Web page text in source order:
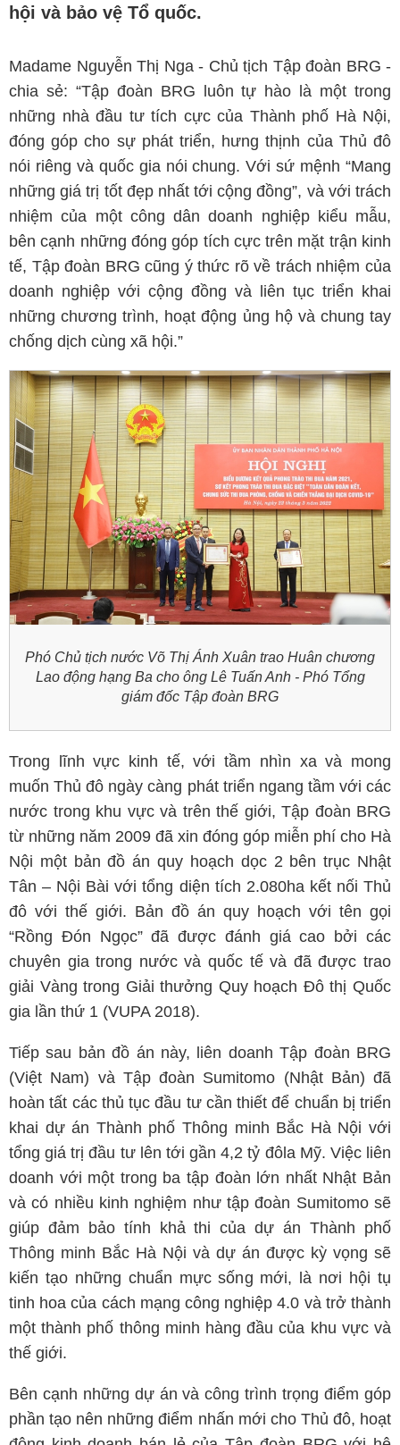
hội và bảo vệ Tổ quốc.
Madame Nguyễn Thị Nga - Chủ tịch Tập đoàn BRG -
chia sẻ: “Tập đoàn BRG luôn tự hào là một trong
những nhà đầu tư tích cực của Thành phố Hà Nội,
đóng góp cho sự phát triển, hưng thịnh của Thủ đô
nói riêng và quốc gia nói chung. Với sứ mệnh “Mang
những giá trị tốt đẹp nhất tới cộng đồng”, và với trách
nhiệm của một công dân doanh nghiệp kiểu mẫu,
bên cạnh những đóng góp tích cực trên mặt trận kinh
tế, Tập đoàn BRG cũng ý thức rõ về trách nhiệm của
doanh nghiệp với cộng đồng và liên tục triển khai
những chương trình, hoạt động ủng hộ và chung tay
chống dịch cùng xã hội.”
Phó Chủ tịch nước Võ Thị Ánh Xuân trao Huân chương
Lao động hạng Ba cho ông Lê Tuấn Anh - Phó Tổng
giám đốc Tập đoàn BRG
Trong lĩnh vực kinh tế, với tầm nhìn xa và mong
muốn Thủ đô ngày càng phát triển ngang tầm với các
nước trong khu vực và trên thế giới, Tập đoàn BRG
từ những năm 2009 đã xin đóng góp miễn phí cho Hà
Nội một bản đồ án quy hoạch dọc 2 bên trục Nhật
Tân – Nội Bài với tổng diện tích 2.080ha kết nối Thủ
đô với thế giới. Bản đồ án quy hoạch với tên gọi
“Rồng Đón Ngọc” đã được đánh giá cao bởi các
chuyên gia trong nước và quốc tế và đã được trao
giải Vàng trong Giải thưởng Quy hoạch Đô thị Quốc
gia lần thứ 1 (VUPA 2018).
Tiếp sau bản đồ án này, liên doanh Tập đoàn BRG
(Việt Nam) và Tập đoàn Sumitomo (Nhật Bản) đã
hoàn tất các thủ tục đầu tư cần thiết để chuẩn bị triển
khai dự án Thành phố Thông minh Bắc Hà Nội với
tổng giá trị đầu tư lên tới gần 4,2 tỷ đôla Mỹ. Việc liên
doanh với một trong ba tập đoàn lớn nhất Nhật Bản
và có nhiều kinh nghiệm như tập đoàn Sumitomo sẽ
giúp đảm bảo tính khả thi của dự án Thành phố
Thông minh Bắc Hà Nội và dự án được kỳ vọng sẽ
kiến tạo những chuẩn mực sống mới, là nơi hội tụ
tinh hoa của cách mạng công nghiệp 4.0 và trở thành
một thành phố thông minh hàng đầu của khu vực và
thế giới.
Bên cạnh những dự án và công trình trọng điểm góp
phần tạo nên những điểm nhấn mới cho Thủ đô, hoạt